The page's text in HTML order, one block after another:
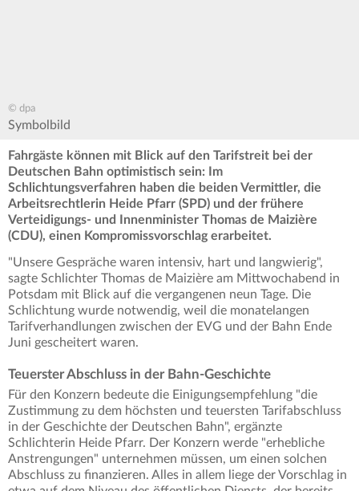
© dpa
Symbolbild
Fahrgäste können mit Blick auf den Tarifstreit bei der
Deutschen Bahn optimistisch sein: Im
Schlichtungsverfahren haben die beiden Vermittler, die
Arbeitsrechtlerin Heide Pfarr (SPD) und der frühere
Verteidigungs- und Innenminister Thomas de Maizière
(CDU), einen Kompromissvorschlag erarbeitet.
"Unsere Gespräche waren intensiv, hart und langwierig",
sagte Schlichter Thomas de Maizière am Mittwochabend in
Potsdam mit Blick auf die vergangenen neun Tage. Die
Schlichtung wurde notwendig, weil die monatelangen
Tarifverhandlungen zwischen der EVG und der Bahn Ende
Juni gescheitert waren.
Teuerster Abschluss in der Bahn-Geschichte
Für den Konzern bedeute die Einigungsempfehlung "die
Zustimmung zu dem höchsten und teuersten Tarifabschluss
in der Geschichte der Deutschen Bahn", ergänzte
Schlichterin Heide Pfarr. Der Konzern werde "erhebliche
Anstrengungen" unternehmen müssen, um einen solchen
Abschluss zu finanzieren. Alles in allem liege der Vorschlag in